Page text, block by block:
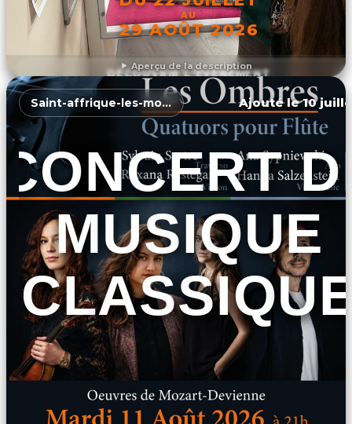
Aperçu de la description
AU
29 AOÛT 2026
DÉCOUVRIR L'ÉVÉNEMENT
Saint-affrique-les-montagnes Ajouté le 10
MUSIQUE